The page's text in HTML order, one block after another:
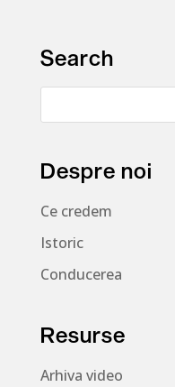
Search
Despre noi
Ce credem
Istoric
Conducerea
Resurse
Arhiva video